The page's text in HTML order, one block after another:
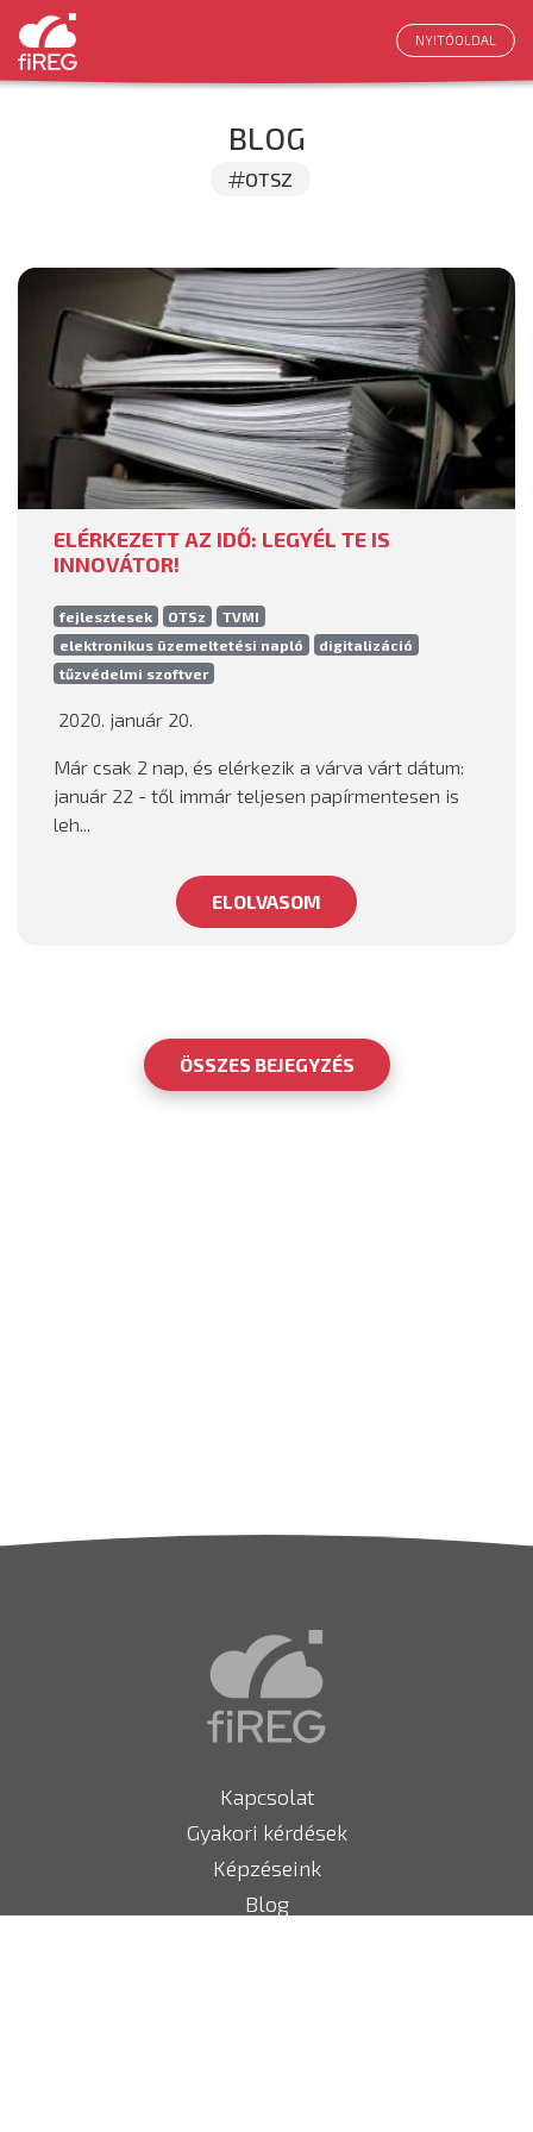
NYITÓOLDAL
BLOG
OTSZ
ELÉRKEZETT AZ IDŐ: LEGYÉL TE IS
INNOVÁTOR!
fejlesztesek OTSz
TVMI
elektronikus üzemeltetési napló
digitalizáció
tűzvédelmi szoftver
2020. január 20.
Már csak 2 nap, és elérkezik a várva várt dátum:
január 22 - től immár teljesen papírmentesen is
leh...
ELOLVASOM
ÖSSZES BEJEGYZÉS
Kapcsolat
Gyakori kérdések
Képzéseink
Blog